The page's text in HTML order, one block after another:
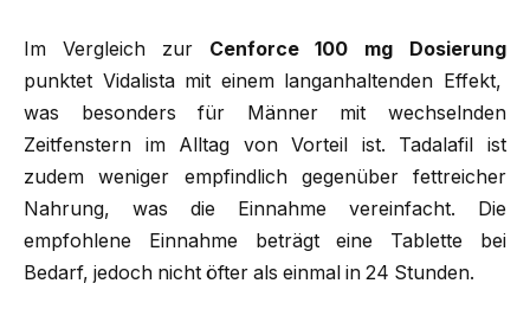
Im Vergleich zur Cenforce 100 mg Dosierung
punktet Vidalista mit einem langanhaltenden Effekt,
was besonders für Männer mit wechselnden
Zeitfenstern im Alltag von Vorteil ist. Tadalafil ist
zudem weniger empfindlich gegenüber fettreicher
Nahrung, was die Einnahme vereinfacht. Die
empfohlene Einnahme beträgt eine Tablette bei
Bedarf, jedoch nicht öfter als einmal in 24 Stunden.